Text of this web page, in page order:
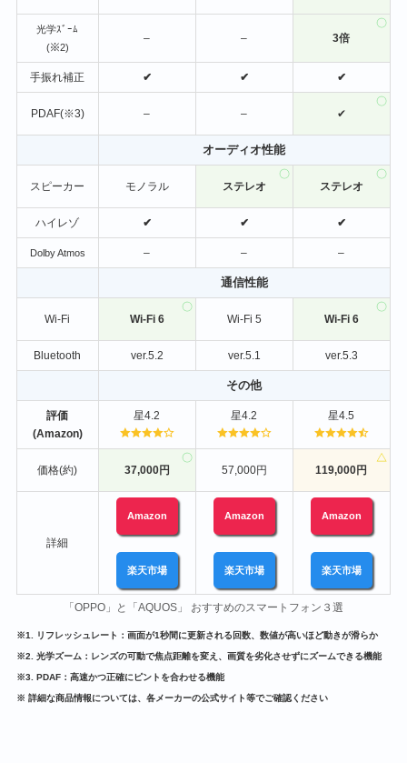
光学ｽﾞｰﾑ
(※2)
– – 3倍
手振れ補正 ✔ ✔ ✔
PDAF(※3) – – ✔
オーディオ性能
スピーカー モノラル ステレオ ステレオ
ハイレゾ ✔ ✔ ✔
Dolby Atmos – – –
通信性能
Wi-Fi Wi-Fi 6 Wi-Fi 5 Wi-Fi 6
Bluetooth ver.5.2 ver.5.1 ver.5.3
その他
評価
(Amazon)
星4.2 星4.2 星4.5
価格(約) 37,000円 57,000円 119,000円
詳細
Amazon
楽天市場
Amazon
楽天市場
Amazon
楽天市場
「OPPO」と「AQUOS」 おすすめのスマートフォン３選
※1. リフレッシュレート：画面が1秒間に更新される回数、数値が高いほど動きが滑らか
※2. 光学ズーム：レンズの可動で焦点距離を変え、画質を劣化させずにズームできる機能
※3. PDAF：高速かつ正確にピントを合わせる機能
※ 詳細な商品情報については、各メーカーの公式サイト等でご確認ください